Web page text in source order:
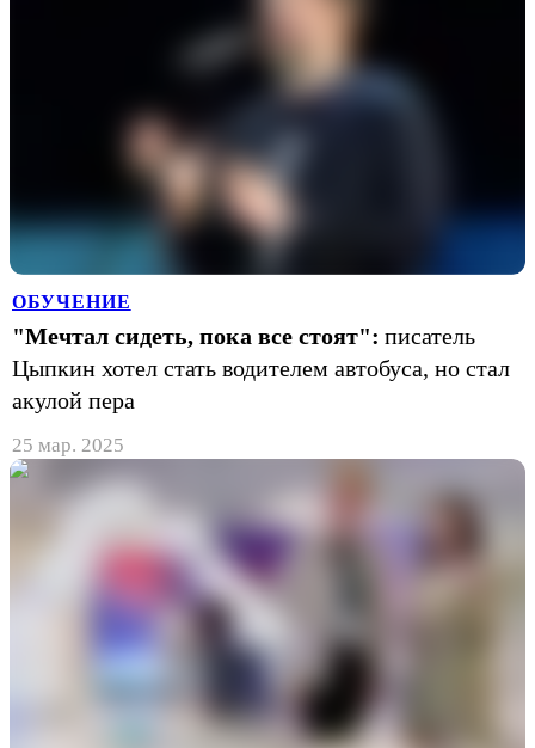
ОБУЧЕНИЕ
"Мечтал сидеть, пока все стоят": писатель
Цыпкин хотел стать водителем автобуса, но стал
акулой пера
25 мар. 2025